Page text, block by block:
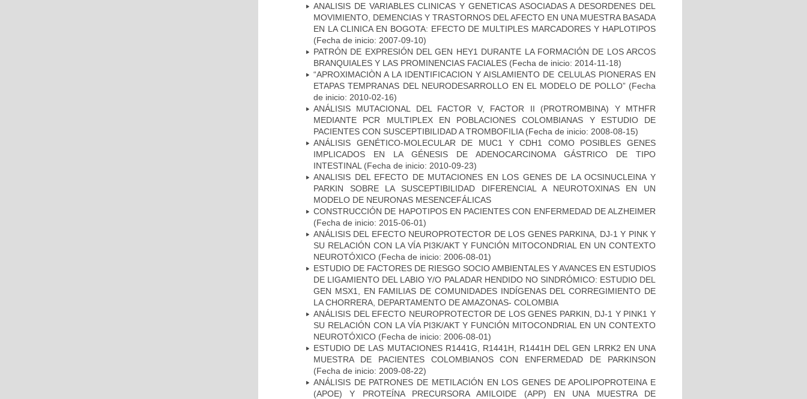
ANALISIS DE VARIABLES CLINICAS Y GENETICAS ASOCIADAS A DESORDENES DEL
MOVIMIENTO, DEMENCIAS Y TRASTORNOS DEL AFECTO EN UNA MUESTRA BASADA
EN LA CLINICA EN BOGOTA: EFECTO DE MULTIPLES MARCADORES Y HAPLOTIPOS
(Fecha de inicio: 2007-09-10)
PATRÓN DE EXPRESIÓN DEL GEN HEY1 DURANTE LA FORMACIÓN DE LOS ARCOS
BRANQUIALES Y LAS PROMINENCIAS FACIALES (Fecha de inicio: 2014-11-18)
“APROXIMACIÒN A LA IDENTIFICACION Y AISLAMIENTO DE CELULAS PIONERAS EN
ETAPAS TEMPRANAS DEL NEURODESARROLLO EN EL MODELO DE POLLO”(Fecha
de inicio: 2010-02-16)
ANÁLISIS MUTACIONAL DEL FACTOR V, FACTOR II (PROTROMBINA) Y MTHFR
MEDIANTE PCR MULTIPLEX EN POBLACIONES COLOMBIANAS Y ESTUDIO DE
PACIENTES CON SUSCEPTIBILIDAD A TROMBOFILIA(Fecha de inicio: 2008-08-15)
ANÁLISIS GENÉTICO-MOLECULAR DE MUC1 Y CDH1 COMO POSIBLES GENES
IMPLICADOS EN LA GÉNESIS DE ADENOCARCINOMA GÁSTRICO DE TIPO
INTESTINAL (Fecha de inicio: 2010-09-23)
ANALISIS DEL EFECTO DE MUTACIONES EN LOS GENES DE LA OCSINUCLEINA Y
PARKIN SOBRE LA SUSCEPTIBILIDAD DIFERENCIAL A NEUROTOXINAS EN UN
MODELO DE NEURONAS MESENCEFÁLICAS
CONSTRUCCIÓN DE HAPOTIPOS EN PACIENTES CON ENFERMEDAD DE ALZHEIMER
(Fecha de inicio: 2015-06-01)
ANÁLISIS DEL EFECTO NEUROPROTECTOR DE LOS GENES PARKINA, DJ-1 Y PINK Y
SU RELACIÓN CON LA VÍA PI3K/AKT Y FUNCIÓN MITOCONDRIAL EN UN CONTEXTO
NEUROTÓXICO (Fecha de inicio: 2006-08-01)
ESTUDIO DE FACTORES DE RIESGO SOCIO AMBIENTALES Y AVANCES EN ESTUDIOS
DE LIGAMIENTO DEL LABIO Y/O PALADAR HENDIDO NO SINDRÓMICO: ESTUDIO DEL
GEN MSX1, EN FAMILIAS DE COMUNIDADES INDÍGENAS DEL CORREGIMIENTO DE
LA CHORRERA, DEPARTAMENTO DE AMAZONAS- COLOMBIA
ANÁLISIS DEL EFECTO NEUROPROTECTOR DE LOS GENES PARKIN, DJ-1 Y PINK1 Y
SU RELACIÓN CON LA VÍA PI3K/AKT Y FUNCIÓN MITOCONDRIAL EN UN CONTEXTO
NEUROTÓXICO (Fecha de inicio: 2006-08-01)
ESTUDIO DE LAS MUTACIONES R1441G, R1441H, R1441H DEL GEN LRRK2 EN UNA
MUESTRA DE PACIENTES COLOMBIANOS CON ENFERMEDAD DE PARKINSON
(Fecha de inicio: 2009-08-22)
ANÁLISIS DE PATRONES DE METILACIÓN EN LOS GENES DE APOLIPOPROTEINA E
(APOE) Y PROTEÍNA PRECURSORA AMILOIDE (APP) EN UNA MUESTRA DE